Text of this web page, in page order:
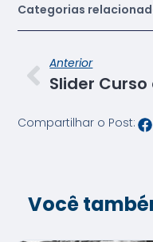
Categorias
Anterior
Compartilhar o Post:
Você